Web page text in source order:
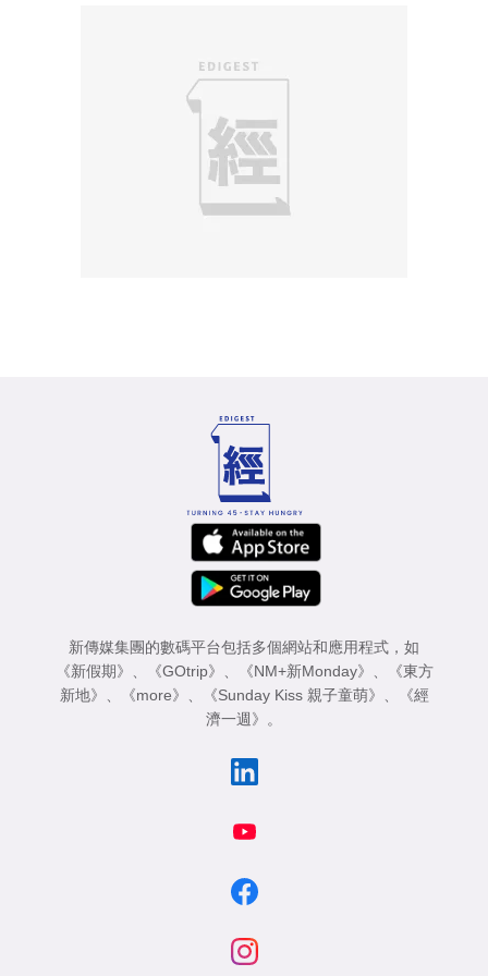
新傳媒集團的數碼平台包括多個網站和應用程式，如
《新假期》 、 《GOtrip》 、 《NM+新Monday》 、
《東方
新地》 、 《more》 、 《Sunday Kiss 親子童萌》 、
《經
濟一週》 。